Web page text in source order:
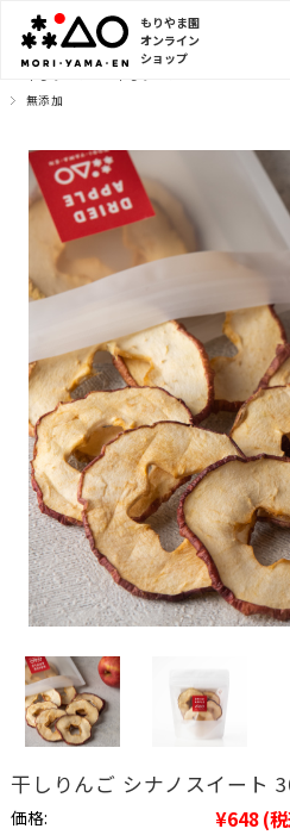
もりやま園
オンライン
ショップ
TOP
無添加
干しりんご シナノスイート
価格: ¥648(